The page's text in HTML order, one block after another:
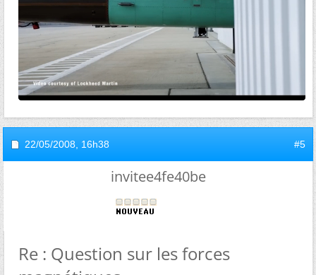
22/05/2008, 16h38 #5
invitee4fe40be
Re : Question sur les forces